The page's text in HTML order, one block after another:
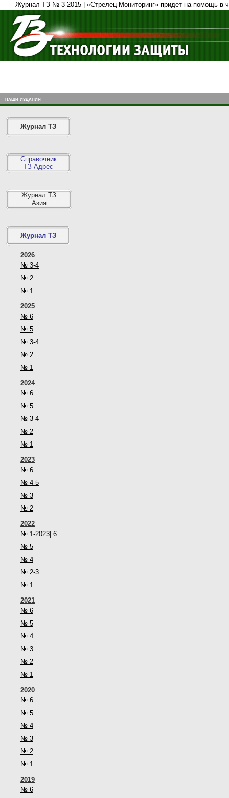
Журнал ТЗ № 3 2015 | «Стрелец-Мониторинг» придет на помощь в
наши издания
Журнал ТЗ
Справочник
ТЗ-Адрес
Журнал ТЗ
Азия
Журнал ТЗ
2026
№ 3-4
№ 2
№ 1
2025
№ 6
№ 5
№ 3-4
№ 2
№ 1
2024
№ 6
№ 5
№ 3-4
№ 2
№ 1
2023
№ 6
№ 4-5
№ 3
№ 2
2022
№ 1-2023| 6
№ 5
№ 4
№ 2-3
№ 1
2021
№ 6
№ 5
№ 4
№ 3
№ 2
№ 1
2020
№ 6
№ 5
№ 4
№ 3
№ 2
№ 1
2019
№ 6